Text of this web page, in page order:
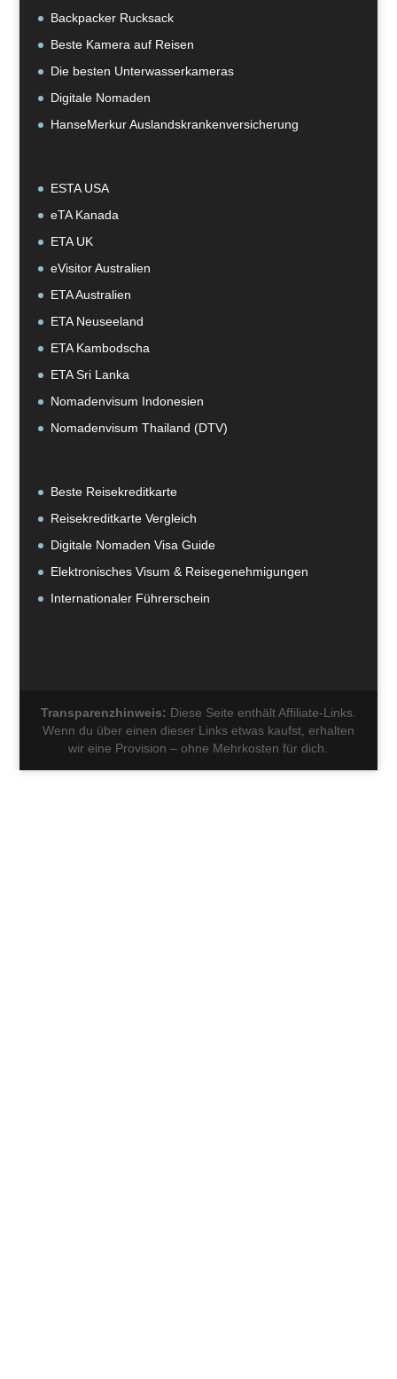
Backpacker Rucksack
Beste Kamera auf Reisen
Die besten Unterwasserkameras
Digitale Nomaden
HanseMerkur Auslandskrankenversicherung
ESTA USA
eTA Kanada
ETA UK
eVisitor Australien
ETA Australien
ETA Neuseeland
ETA Kambodscha
ETA Sri Lanka
Nomadenvisum Indonesien
Nomadenvisum Thailand (DTV)
Beste Reisekreditkarte
Reisekreditkarte Vergleich
Digitale Nomaden Visa Guide
Elektronisches Visum & Reisegenehmigungen
Internationaler Führerschein
Transparenzhinweis: Diese Seite enthält Affiliate-Links.
Wenn du über einen dieser Links etwas kaufst, erhalten
wir eine Provision – ohne Mehrkosten für dich.